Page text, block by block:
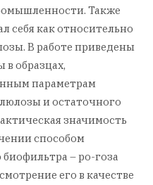
Также
себя как относительно
В работе приведены
в образцах,
параметрам
и остаточного
значимость
способом
– ро-гоза
его в качестве